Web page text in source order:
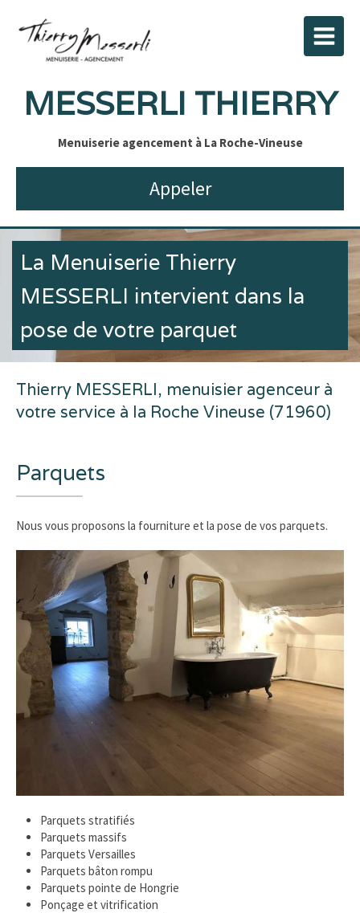
MESSERLI THIERRY
Menuiserie agencement à La Roche-Vineuse
Appeler
La Menuiserie Thierry
MESSERLI intervient dans la
pose de votre parquet
Thierry MESSERLI, menuisier agenceur à
votre service à la Roche Vineuse (71960)
Parquets
Nous vous proposons la fourniture et la pose de vos parquets.
Parquets stratifiés
Parquets massifs
Parquets Versailles
Parquets bâton rompu
Parquets pointe de Hongrie
Ponçage et vitrification